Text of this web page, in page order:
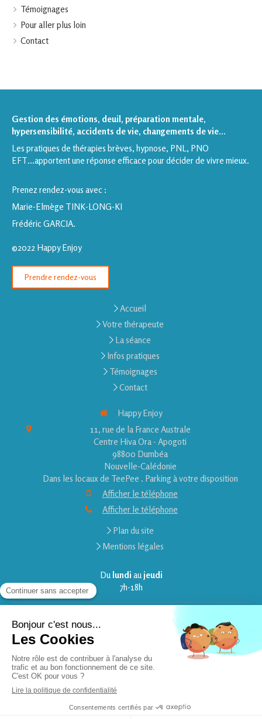
Témoignages
Pour aller plus loin
Contact
Gestion des émotions, deuil, préparation mentale,
hypersensibilité, accidents de vie, changements de vie...
Les pratiques de thérapies brèves, hypnose, PNL, PNO
EFT...apportent une réponse efficace pour décider de vivre mieux.
Prenez rendez-vous avec :
Marie-Elmège TINK-LONG-KI
Frédéric GARCIA.
©2022 Happy Enjoy
Prendre rendez-vous
Accueil
Votre thérapeute
La séance
Infos pratiques
Témoignages
Contact
Happy Enjoy
11, rue de la France Australe
Centre Hiva Ora - Apogoti
98800 Dumbéa
Nouvelle-Calédonie
Dans les locaux de TeePee . Parking à votre disposition
Afficher le téléphone
Afficher le téléphone
Plan du site
Mentions légales
Du lundi au jeudi
7h-18h
Création et référencement du site par Simplébo
En partenariat avec leSNH.